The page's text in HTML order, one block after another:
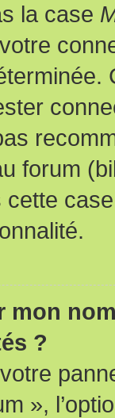
la case
forum
mon
?
»,